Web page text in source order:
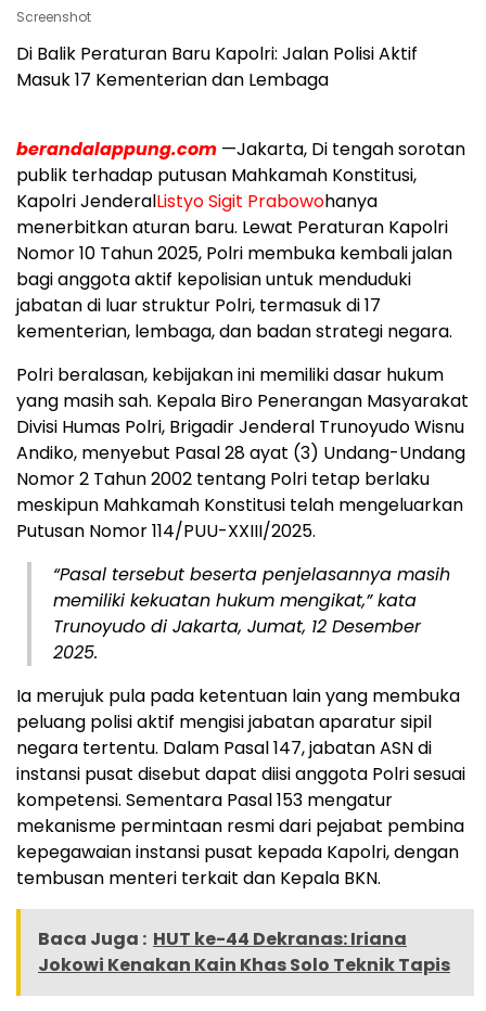
Screenshot
Di Balik Peraturan Baru Kapolri: Jalan Polisi Aktif
Masuk 17 Kementerian dan Lembaga
berandalappung.com —Jakarta, Di tengah sorotan
publik terhadap putusan Mahkamah Konstitusi,
Kapolri JenderalListyo Sigit Prabowohanya
menerbitkan aturan baru. Lewat Peraturan Kapolri
Nomor 10 Tahun 2025, Polri membuka kembali jalan
bagi anggota aktif kepolisian untuk menduduki
jabatan di luar struktur Polri, termasuk di 17
kementerian, lembaga, dan badan strategi negara.
Polri beralasan, kebijakan ini memiliki dasar hukum
yang masih sah. Kepala Biro Penerangan Masyarakat
Divisi Humas Polri, Brigadir Jenderal Trunoyudo Wisnu
Andiko, menyebut Pasal 28 ayat (3) Undang-Undang
Nomor 2 Tahun 2002 tentang Polri tetap berlaku
meskipun Mahkamah Konstitusi telah mengeluarkan
Putusan Nomor 114/PUU-XXIII/2025.
“Pasal tersebut beserta penjelasannya masih
memiliki kekuatan hukum mengikat,” kata
Trunoyudo di Jakarta, Jumat, 12 Desember
2025.
Ia merujuk pula pada ketentuan lain yang membuka
peluang polisi aktif mengisi jabatan aparatur sipil
negara tertentu. Dalam Pasal 147, jabatan ASN di
instansi pusat disebut dapat diisi anggota Polri sesuai
kompetensi. Sementara Pasal 153 mengatur
mekanisme permintaan resmi dari pejabat pembina
kepegawaian instansi pusat kepada Kapolri, dengan
tembusan menteri terkait dan Kepala BKN.
Baca Juga : HUT ke-44 Dekranas: Iriana
Jokowi Kenakan Kain Khas Solo Teknik Tapis